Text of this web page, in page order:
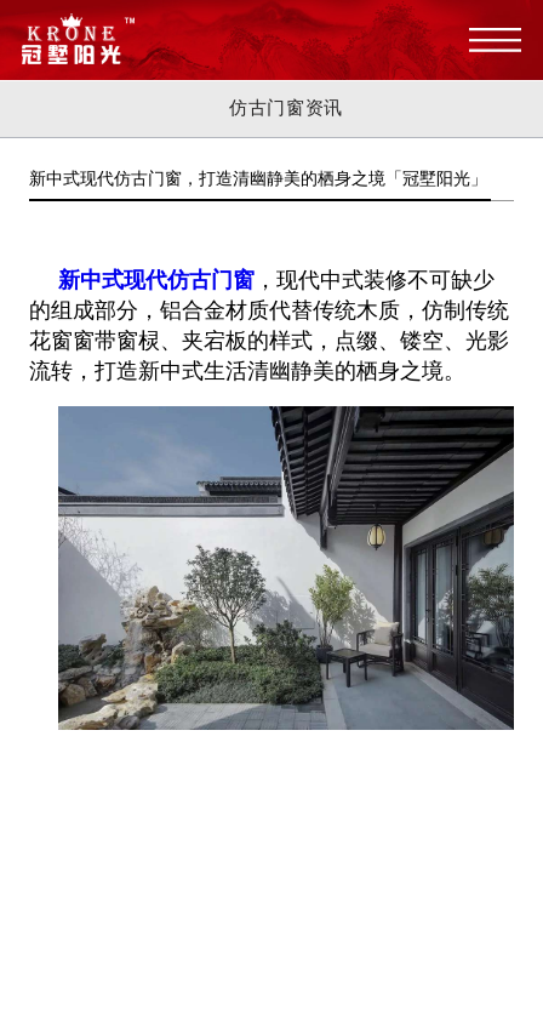
仿古门窗资讯
新中式现代仿古门窗，打造清幽静美的栖身之境「冠墅阳光」
新中式现代仿古门窗，现代中式装修不可缺少
的组成部分，铝合金材质代替传统木质，仿制传统
花窗窗带窗棂、夹宕板的样式，点缀、镂空、光影
流转，打造新中式生活清幽静美的栖身之境。